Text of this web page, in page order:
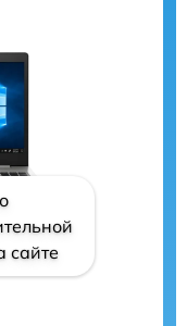
сайте